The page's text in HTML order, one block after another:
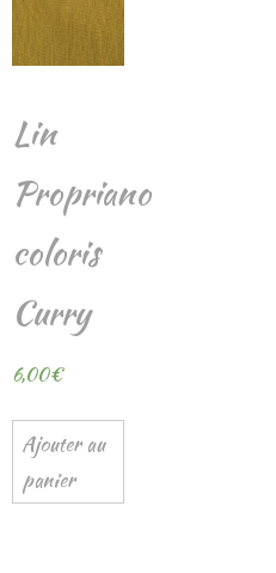
Lin
Propriano
coloris
Curry
6,00€
Ajouter au
panier